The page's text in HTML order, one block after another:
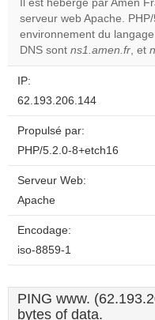
Il est hébergé par Amen
serveur web Apache.
environnement du
DNS sont ns1.amen.fr, et
IP:
62.193.206.144
Propulsé par:
PHP/5.2.0-8+etch16
Serveur Web:
Apache
Encodage:
iso-8859-1
PING www.
bytes of data.